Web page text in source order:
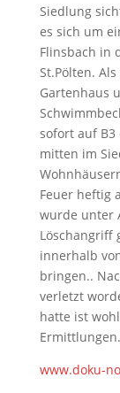
Siedlung
es sich um
Flinsbach in
St.Pölten.
Gartenhaus
sofort auf
mitten im
Feuer heftig
wurde unter
Löschangriff
innerhalb
bringen..
verletzt
hatte ist
Ermittlungen.
www.doku-